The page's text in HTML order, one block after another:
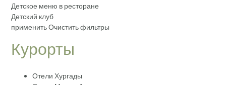
Детское меню в ресторане
Детский клуб
применить Очистить фильтры
Курорты
Отели Хургады